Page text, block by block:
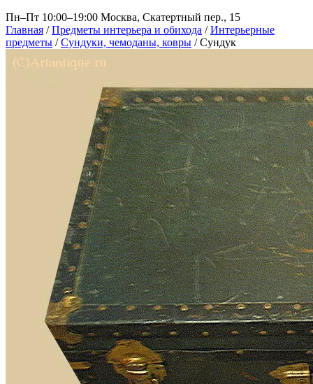
Пн–Пт 10:00–19:00 Москва, Скатертный пер., 15
Главная / Предметы интерьера и обихода / Интерьерные
предметы / Сундуки, чемоданы, ковры / Сундук